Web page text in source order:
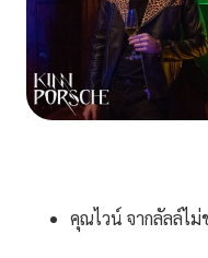
คุณไวน์ จากลัลล์ไม่